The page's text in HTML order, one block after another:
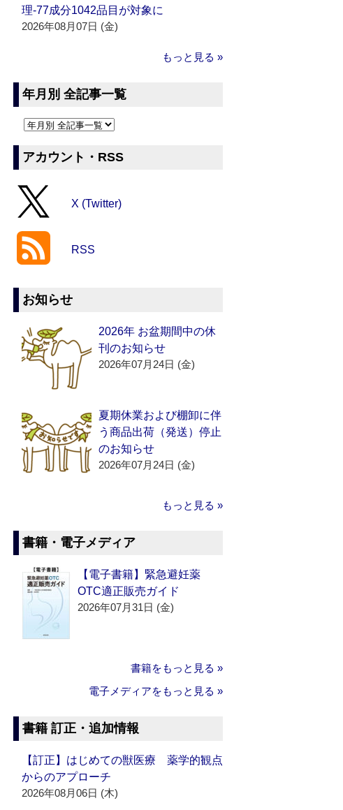
理‐77成分1042品目が対象に
2026年08月07日 (金)
もっと見る »
年月別 全記事一覧
アカウント・RSS
X (Twitter)
RSS
お知らせ
2026年 お盆期間中の休
刊のお知らせ
2026年07月24日 (金)
夏期休業および棚卸に伴
う商品出荷（発送）停止
のお知らせ
2026年07月24日 (金)
もっと見る »
書籍・電子メディア
【電子書籍】緊急避妊薬
OTC適正販売ガイド
2026年07月31日 (金)
書籍をもっと見る »
電子メディアをもっと見る »
書籍 訂正・追加情報
【訂正】はじめての獣医療 薬学的観点
からのアプローチ
2026年08月06日 (木)